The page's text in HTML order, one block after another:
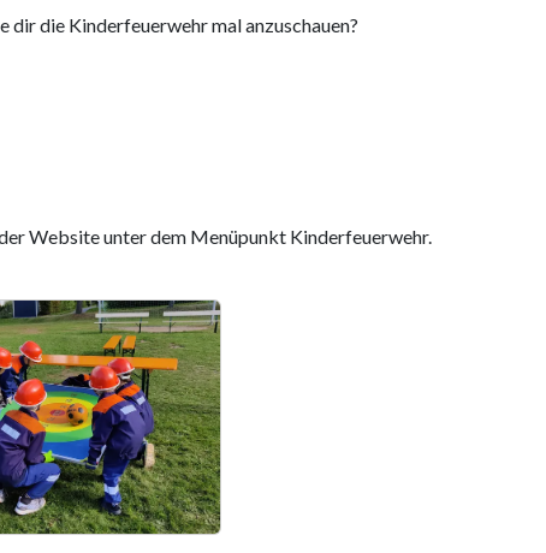
dir die Kinderfeuerwehr mal anzuschauen?
Website unter dem Menüpunkt Kinderfeuerwehr.